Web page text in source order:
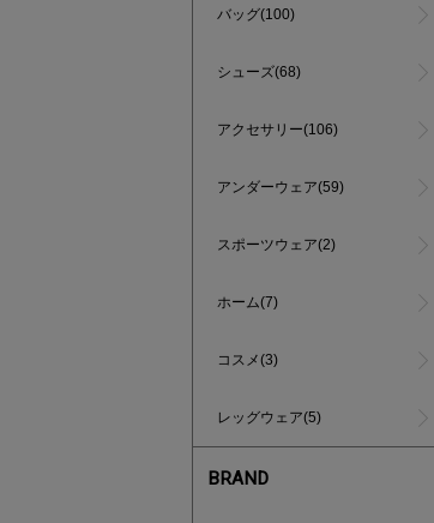
バッグ(100)
シューズ(68)
アクセサリー(106)
アンダーウェア(59)
スポーツウェア(2)
ホーム(7)
コスメ(3)
レッグウェア(5)
BRAND